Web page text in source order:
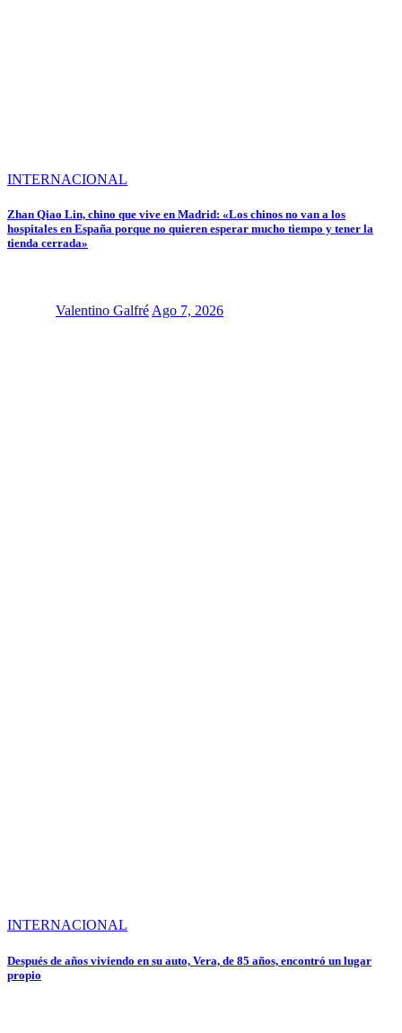
INTERNACIONAL
Zhan Qiao Lin, chino que vive en Madrid: «Los chinos no van a los
hospitales en España porque no quieren esperar mucho tiempo y tener la
tienda cerrada»
Valentino GalfréAgo 7, 2026
INTERNACIONAL
Después de años viviendo en su auto, Vera, de 85 años, encontró un lugar
propio